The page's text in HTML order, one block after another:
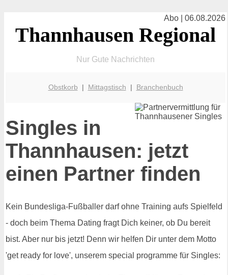
Abo | 06.08.2026
Thannhausen Regional
Nur Gute Nachrichten
Obstkorb | Mittagstisch | Branchenbuch
Singles in
Thannhausen: jetzt
einen Partner finden
Kein Bundesliga-Fußballer darf ohne Training aufs Spielfeld
- doch beim Thema Dating fragt Dich keiner, ob Du bereit
bist. Aber nur bis jetzt! Denn wir helfen Dir unter dem Motto
'get ready for love', unserem special programme für Singles: